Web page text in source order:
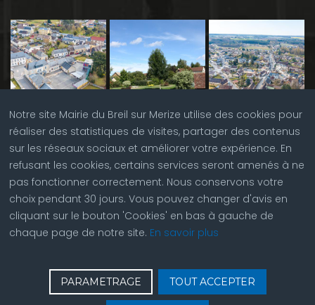
Notre site Mairie du Breil sur Merize utilise des cookies pour
réaliser des statistiques de visites, partager des contenus
sur les réseaux sociaux et améliorer votre expérience. En
refusant les cookies, certains services seront amenés à ne
pas fonctionner correctement. Nous conservons votre
choix pendant 30 jours. Vous pouvez changer d'avis en
cliquant sur le bouton 'Cookies' en bas à gauche de
chaque page de notre site. En savoir plus
PARAMETRAGE TOUT ACCEPTER
Contactez nous | © Copyright 2023 |Plan du site|
Réalisation du site parABC Site Web| Seconnecter| Accès